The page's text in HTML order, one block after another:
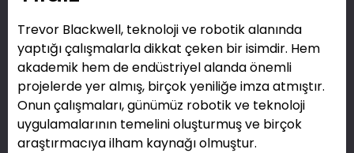
Trevor Blackwell, teknoloji ve robotik alanında
yaptığı çalışmalarla dikkat çeken bir isimdir. Hem
akademik hem de endüstriyel alanda önemli
projelerde yer almış, birçok yeniliğe imza atmıştır.
Onun çalışmaları, günümüz robotik ve teknoloji
uygulamalarının temelini oluşturmuş ve birçok
araştırmacıya ilham kaynağı olmuştur.